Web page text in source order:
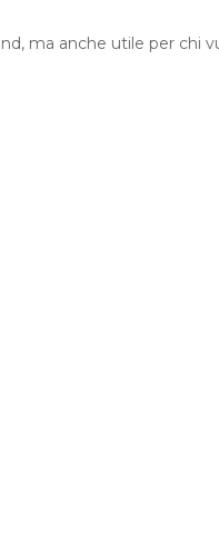
ma anche utile per chi